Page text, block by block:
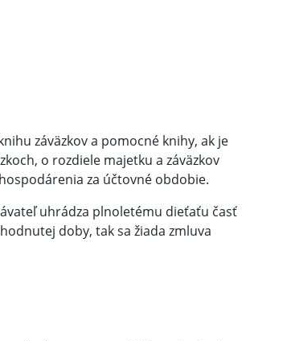
záväzkov a pomocné knihy, ak je
o rozdiele majetku a záväzkov
za účtovné obdobie.
uhrádza plnoletému dieťaťu časť
doby, tak sa žiada zmluva